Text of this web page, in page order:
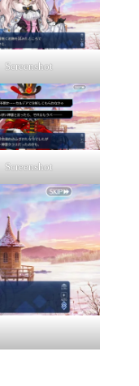
Screenshot
Screenshot